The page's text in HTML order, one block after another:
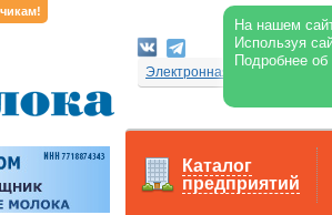
На нашем
Используя
Подробнее
Электронная версия
Каталог
предприятий